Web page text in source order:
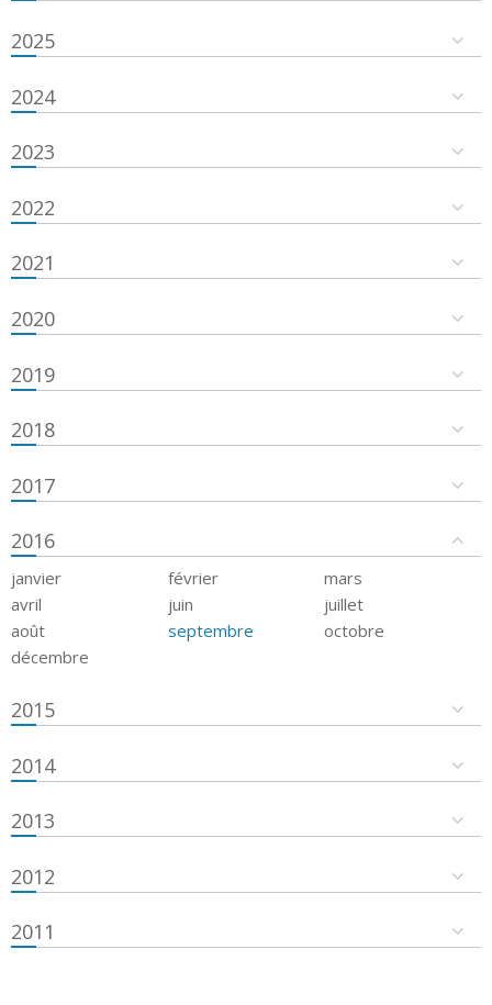
2025
2024
2023
2022
2021
2020
2019
2018
2017
2016
janvier février
mars
avril
juin
juillet
août
septembre
octobre
décembre
2015
2014
2013
2012
2011